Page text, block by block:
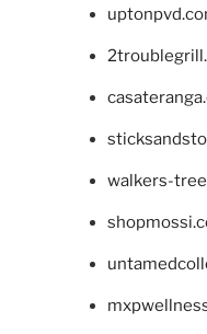
walkers-